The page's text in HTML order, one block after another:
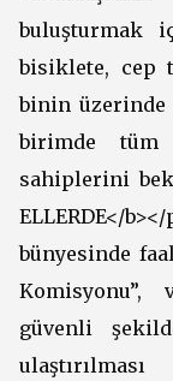
buluşturmak
bisiklete, cep
binin üzerinde
birimde tüm
sahiplerini
ELLERDE</
bünyesinde
Komisyonu”,
güvenli